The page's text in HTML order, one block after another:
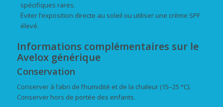
spécifiques rares.
Éviter l’exposition directe au soleil ou utiliser une crème SPF
élevé.
Informations complémentaires sur le
Avelox générique
Conservation
Conserver à l’abri de l’humidité et de la chaleur (15–25 °C).
Conserver hors de portée des enfants.